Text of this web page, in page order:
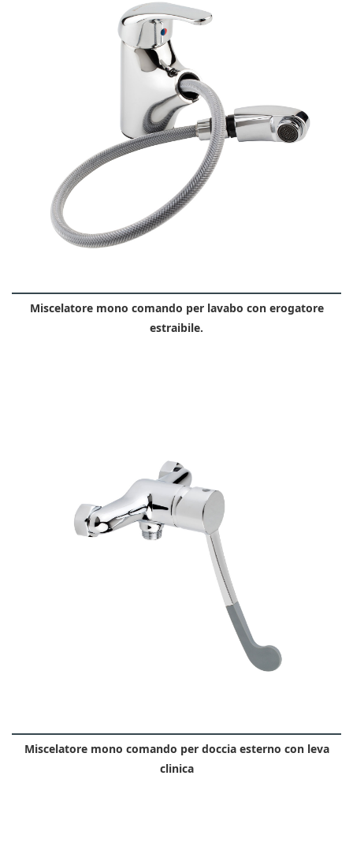
Miscelatore mono comando per lavabo con erogatore
estraibile.
Miscelatore mono comando per doccia esterno con leva
clinica